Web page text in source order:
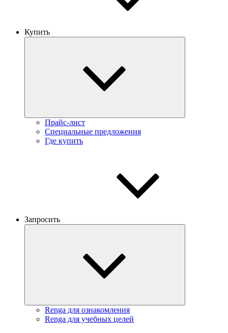
Купить
Прайс-лист
Специальные предложения
Где купить
Запросить
Renga для ознакомления
Renga для учебных целей